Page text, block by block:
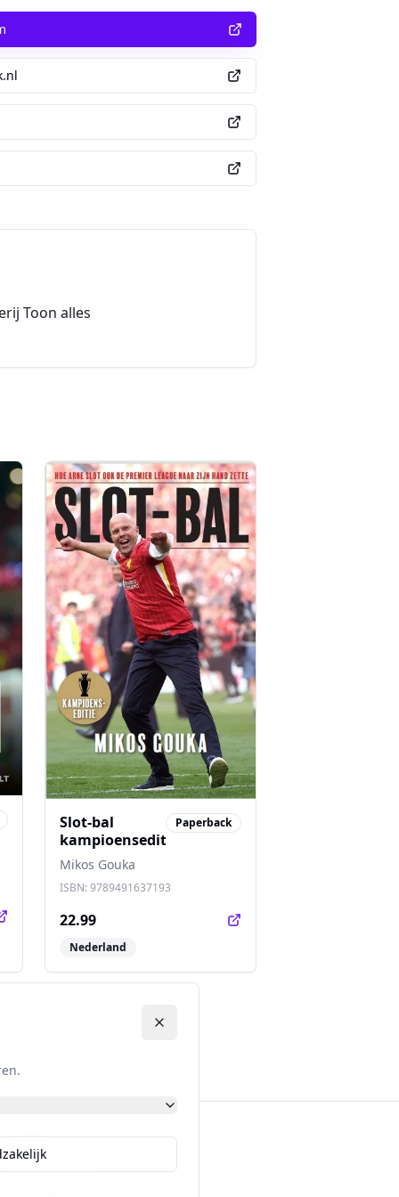
Toon alles
Slot-bal
kampioenseditie
Paperback
Mikos Gouka
ISBN:9789491637193
22.99
Nederland
Links
Contact
Privacybeleid